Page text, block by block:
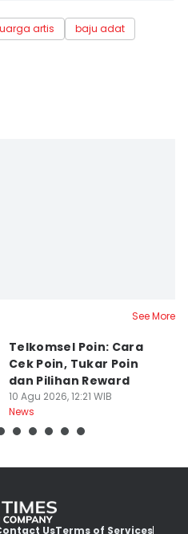
artis
baju adat
See More
Telkomsel Poin: Cara
Cek Poin, Tukar Poin
dan Pilihan Reward
10 Agu 2026, 12:21 WIB
News
UsTerms of Services